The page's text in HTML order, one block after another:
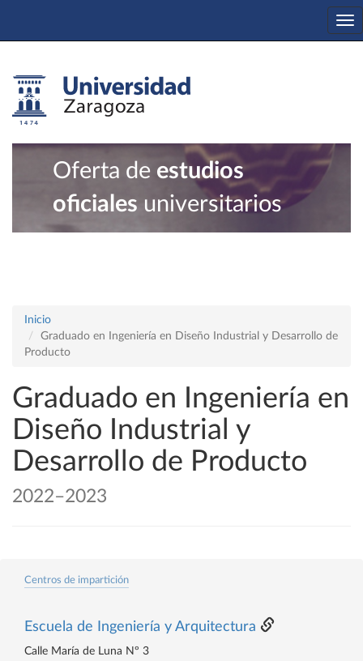
Oferta de estudios
oficiales universitarios
Inicio
Graduado en Ingeniería en Diseño Industrial y Desarrollo de
Producto
Graduado en Ingeniería en
Diseño Industrial y
Desarrollo de Producto
2022–2023
Centros de impartición
Escuela de Ingeniería y Arquitectura
Calle María de Luna Nº 3